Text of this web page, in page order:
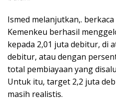
Ismed melanjutkan,.
Kemenkeu berhasil
kepada 2,01 juta debitur, di
debitur, atau dengan
total pembiayaan yang
Untuk itu, target 2,2 juta
masih realistis.